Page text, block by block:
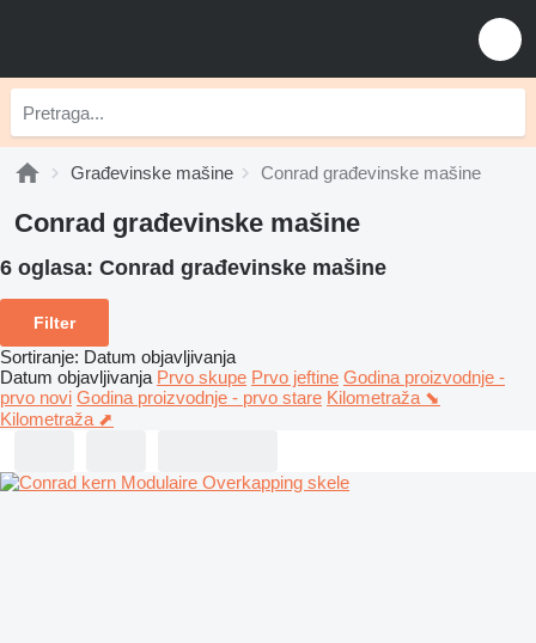
Građevinske mašine Conrad građevinske mašine
Conrad građevinske mašine
6 oglasa: Conrad građevinske mašine
Filter
Sortiranje: Datum objavljivanja
Datum objavljivanja Prvo skupe Prvo jeftine Godina proizvodnje -
prvo novi Godina proizvodnje - prvo stare Kilometraža ⬊
Kilometraža ⬈